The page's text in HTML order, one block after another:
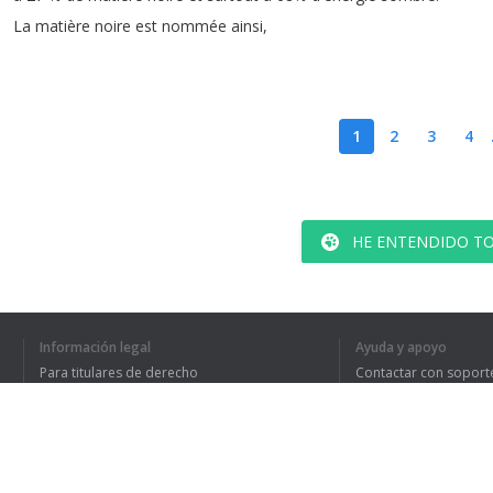
La matière noire est nommée ainsi,
1 2 3 4
HE ENTENDIDO
Información legal
Para titulares de derecho
Ayuda y apoyo
Contactar con